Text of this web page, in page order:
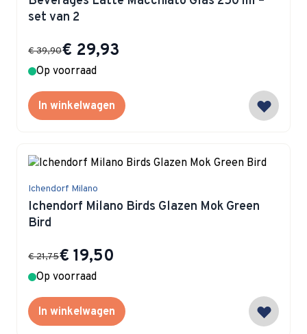
set van 2
Special Price
€ 29,93
€ 39,90
Op voorraad
In winkelwagen
Ichendorf Milano
Ichendorf Milano Birds Glazen Mok Green
Bird
Special Price
€ 19,50
€ 21,75
Op voorraad
In winkelwagen